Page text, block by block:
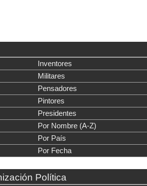
Inventores
Militares
Pensadores
Pintores
Presidentes
Por Nombre (A-Z)
Por País
Por Fecha
Política